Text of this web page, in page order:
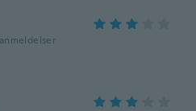
anmeldelser